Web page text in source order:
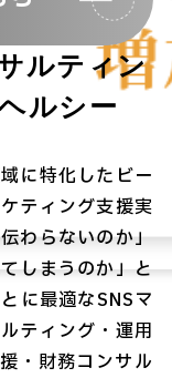
ルティン
ルシー
に特化したビー
ティング支援実
わらないのか」
しまうのか」と
に最適なSNSマ
ティング・運用
・財務コンサル